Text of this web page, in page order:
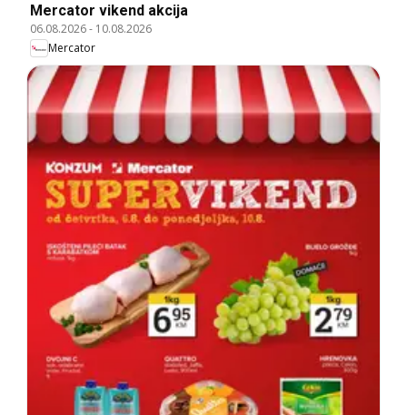
Mercator vikend akcija
06.08.2026- 10.08.2026
Mercator